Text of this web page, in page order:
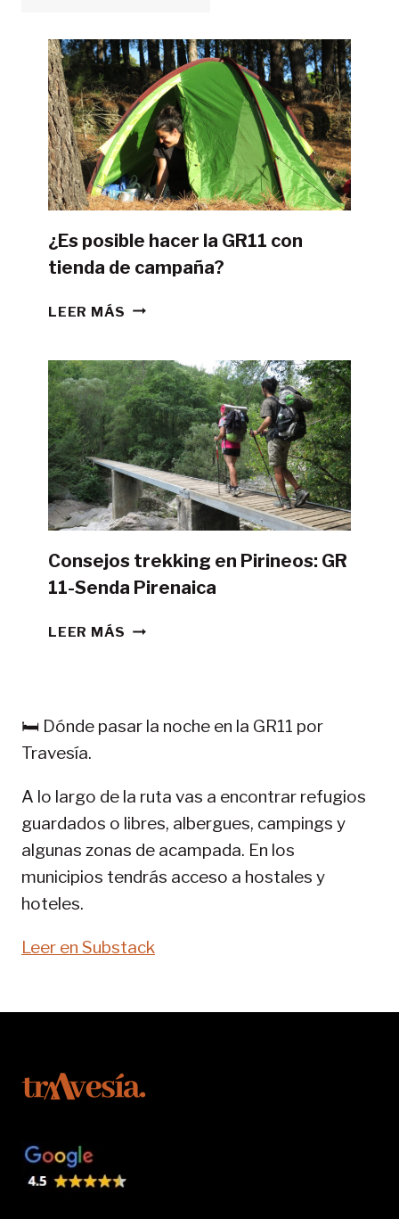
¿Es posible hacer la GR11 con
tienda de campaña?
LEER MÁS ¿ES
LA
GR11
CON
TIENDA
DE
CAMPAÑA?
Consejos trekking en Pirineos: GR
11-Senda Pirenaica
LEER MÁS CONSEJOS
11-
🛏️ Dónde pasar la noche en la GR11 por
Travesía.
A lo largo de la ruta vas a encontrar refugios
guardados o libres, albergues, campings y
algunas zonas de acampada. En los
municipios tendrás acceso a hostales y
hoteles.
Leer en Substack